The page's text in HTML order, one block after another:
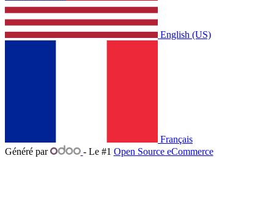
English (US)
Français
Généré par
- Le #1 Open Source eCommerce